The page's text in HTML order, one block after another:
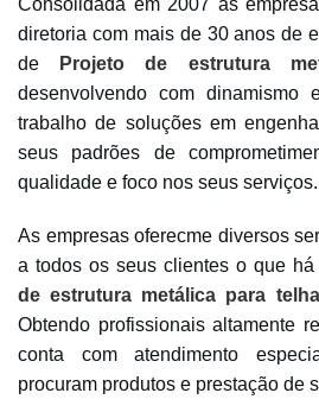
Consolidada em 2007 as
diretoria com mais de 30 anos de
de
Projeto de estrutura
desenvolvendo com dinamismo
trabalho de soluções em
seus padrões de
qualidade e foco nos seus serviços.
As empresas oferecme diversos
a todos os seus clientes o que
de estrutura metálica para
Obtendo profissionais altamente
conta com atendimento
procuram produtos e prestação de